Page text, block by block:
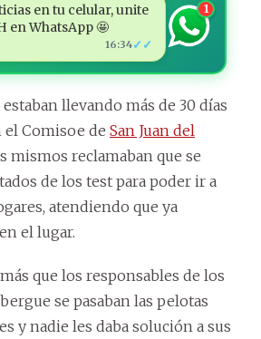
en tu celular, unite
en WhatsApp 🤩
16:34✓✓
1
llevando más de 30 días
el Comisoe de San Juan del
mismos reclamaban que se
de los test para poder ir a
atendiendo que ya
el lugar.
que los responsables de los
se pasaban las pelotas
y nadie les daba solución a sus